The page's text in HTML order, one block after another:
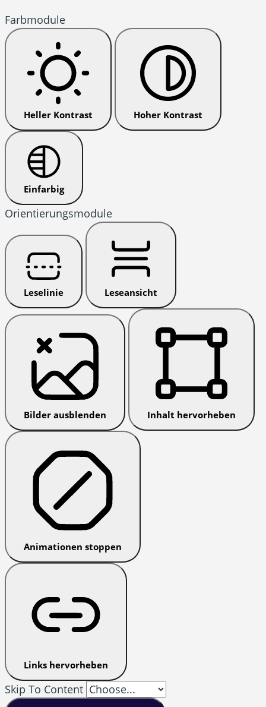
Farbmodule
Heller Kontrast Hoher Kontrast
Einfarbig
Orientierungsmodule
Leselinie Leseansicht
Bilder ausblenden Inhalt hervorheben
Animationen stoppen
Links hervorheben
Skip To Content